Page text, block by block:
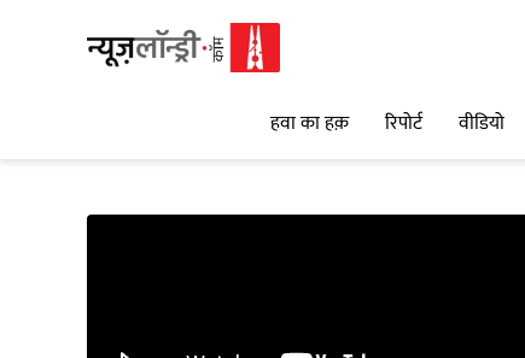
हवा का हक़ रिपोर्ट वीडियो